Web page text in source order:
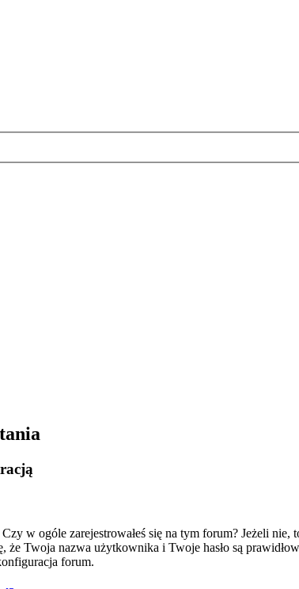
w ogóle zarejestrowałeś się na tym forum? Jeżeli
że Twoja nazwa użytkownika i Twoje hasło są
forum.